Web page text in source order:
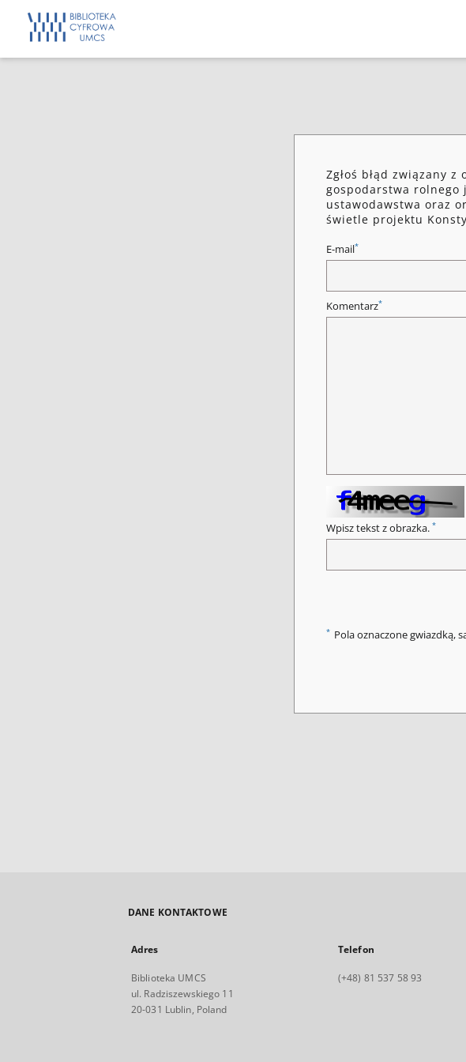
Zgłoś błąd związany
gospodarstwa
ustawodawstwa oraz
świetle projektu
E-mail*
Komentarz*
Wpisz tekst z obrazka. *
* Pola oznaczone gwiazdką,
DANE KONTAKTOWE
Adres
Biblioteka UMCS
ul. Radziszewskiego 11
20-031 Lublin, Poland
Telefon
(+48) 81 537 58 93